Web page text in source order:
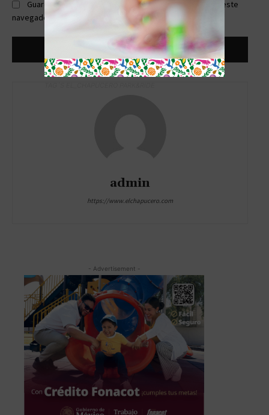
Guardar mi nombre, correo electrónico y sitio web en este
navegador la próxima vez que comente.
admin
https://www.elchapucero.com
- Advertisement -